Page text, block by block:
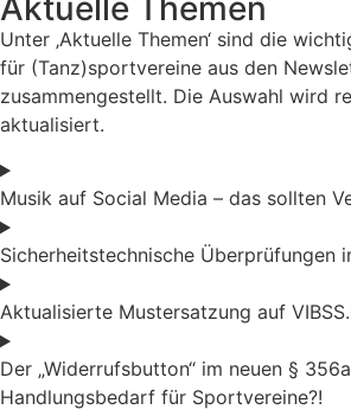
Aktuelle Themen
Unter ‚Aktuelle Themen‘ sind die
für (Tanz)sportvereine aus den
zusammengestellt. Die Auswahl wird
aktualisiert.
Musik auf Social Media – das sollten
Sicherheitstechnische Überprüfungen
Aktualisierte Mustersatzung auf
Der „Widerrufsbutton“ im neuen §
Handlungsbedarf für Sportvereine?!